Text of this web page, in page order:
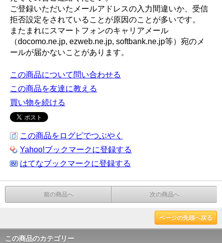
ご登録いただいたメールアドレスの入力間違いか、受信
拒否設定をされていることが原因のことが多いです。
またまれにスマートフォンのキャリアメール
（docomo.ne.jp, ezweb.ne.jp, softbank.ne.jp等）宛のメ
ールが届かないことがあります。
この商品について問い合わせる
この商品を友達に教える
買い物を続ける
この商品をログピでつぶやく
Yahoo!ブックマークに登録する
はてなブックマークに登録する
前の商品へ 次の商品へ
ページの先頭へ戻る
この商品のカテゴリー